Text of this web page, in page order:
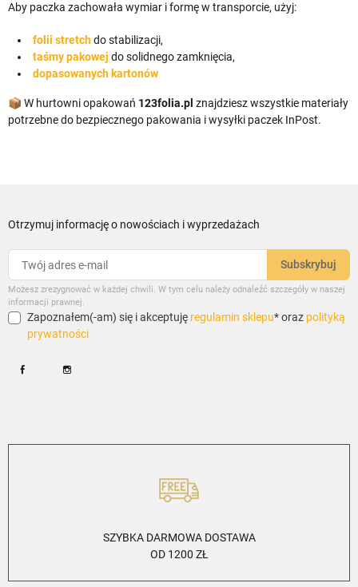
Aby paczka zachowała wymiar i formę w transporcie, użyj:
folii stretchdo stabilizacji,
taśmy pakowej do solidnego zamknięcia,
dopasowanych kartonów
📦 W hurtowni opakowań 123folia.pl znajdziesz wszystkie materiały
potrzebne do bezpiecznego pakowania i wysyłki paczek InPost.
Otrzymuj informację o nowościach i wyprzedażach
Możesz zrezygnować w każdej chwili. W tym celu należy odnaleźć szczegóły w naszej
informacji prawnej.
Zapoznałem(-am) się i akceptuję regulamin sklepu* oraz polityką
prywatności
SZYBKA DARMOWA DOSTAWA
OD 1200 ZŁ